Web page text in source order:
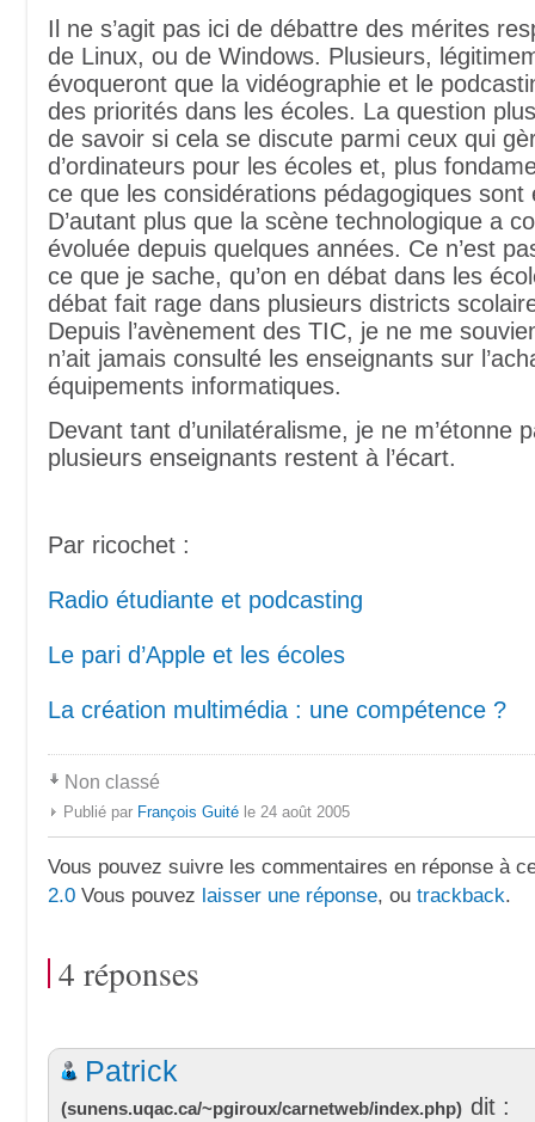
Il ne s’agit pas ici de débattre des mérites
de Linux, ou de Windows. Plusieurs,
évoqueront que la vidéographie et le
des priorités dans les écoles. La question
de savoir si cela se discute parmi ceux qui
d’ordinateurs pour les écoles et, plus
ce que les considérations pédagogiques sont
D’autant plus que la scène technologique a
évoluée depuis quelques années. Ce n’est
ce que je sache, qu’on en débat dans les
débat fait rage dans plusieurs districts
Depuis l’avènement des TIC, je ne me
n’ait jamais consulté les enseignants sur
équipements informatiques.
Devant tant d’unilatéralisme, je ne m’étonne
plusieurs enseignants restent à l’écart.
Par ricochet :
Radio étudiante et podcasting
Le pari d’Apple et les écoles
La création multimédia : une compétence ?
Non classé
Publié par François Guité le 24 août 2005
Vous pouvez suivre les commentaires en réponse à
2.0 Vous pouvez laisser une réponse, ou trackback.
4 réponses
Patrick
(sunens.uqac.ca/~pgiroux/carnetweb/index.php) dit :